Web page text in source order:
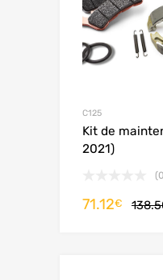
C125
Kit de
2021)
71.12€